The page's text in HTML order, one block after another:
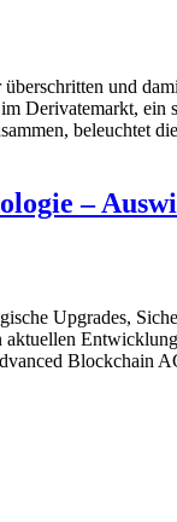
und
Derivatemarkt,
beleuchtet
–
Upgrades,
Blockchain